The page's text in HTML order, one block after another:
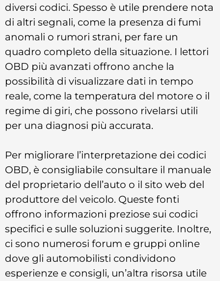
diversi codici. Spesso è utile prendere nota
di altri segnali, come la presenza di fumi
anomali o rumori strani, per fare un
quadro completo della situazione. I lettori
OBD più avanzati offrono anche la
possibilità di visualizzare dati in tempo
reale, come la temperatura del motore o il
regime di giri, che possono rivelarsi utili
per una diagnosi più accurata.
Per migliorare l’interpretazione dei codici
OBD, è consigliabile consultare il manuale
del proprietario dell’auto o il sito web del
produttore del veicolo. Queste fonti
offrono informazioni preziose sui codici
specifici e sulle soluzioni suggerite. Inoltre,
ci sono numerosi forum e gruppi online
dove gli automobilisti condividono
esperienze e consigli, un’altra risorsa utile